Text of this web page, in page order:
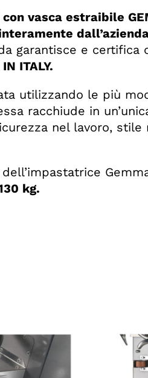
vasca estraibile
garantisce e certifica
ITALY.
utilizzando le più
racchiude in
nel lavoro, stile
kg.